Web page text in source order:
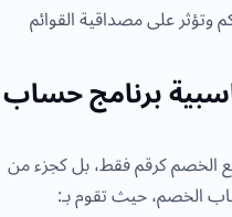
وتؤثر على مصداقية القوائم
برنامج حساب
مع الخصم كرقم فقط، بل كجزء من
الخصم، حيث تقوم بـ: